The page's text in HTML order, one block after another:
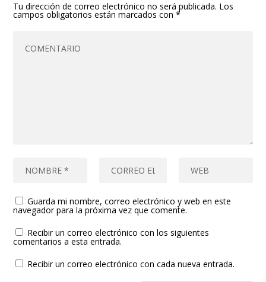
Tu dirección de correo electrónico no será publicada. Los
campos obligatorios están marcados con*
Guarda mi nombre, correo electrónico y web en este
navegador para la próxima vez que comente.
Recibir un correo electrónico con los siguientes
comentarios a esta entrada.
Recibir un correo electrónico con cada nueva entrada.